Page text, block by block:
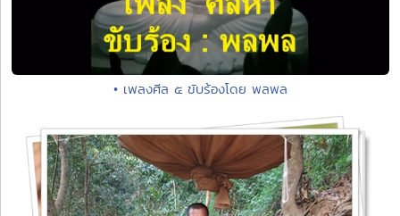
• เพลงศีล ๕ ขับร้องโดย พลพล